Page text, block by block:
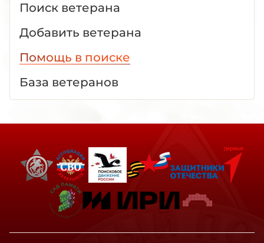
Поиск ветерана
Добавить ветерана
Помощь в поиске
База ветеранов